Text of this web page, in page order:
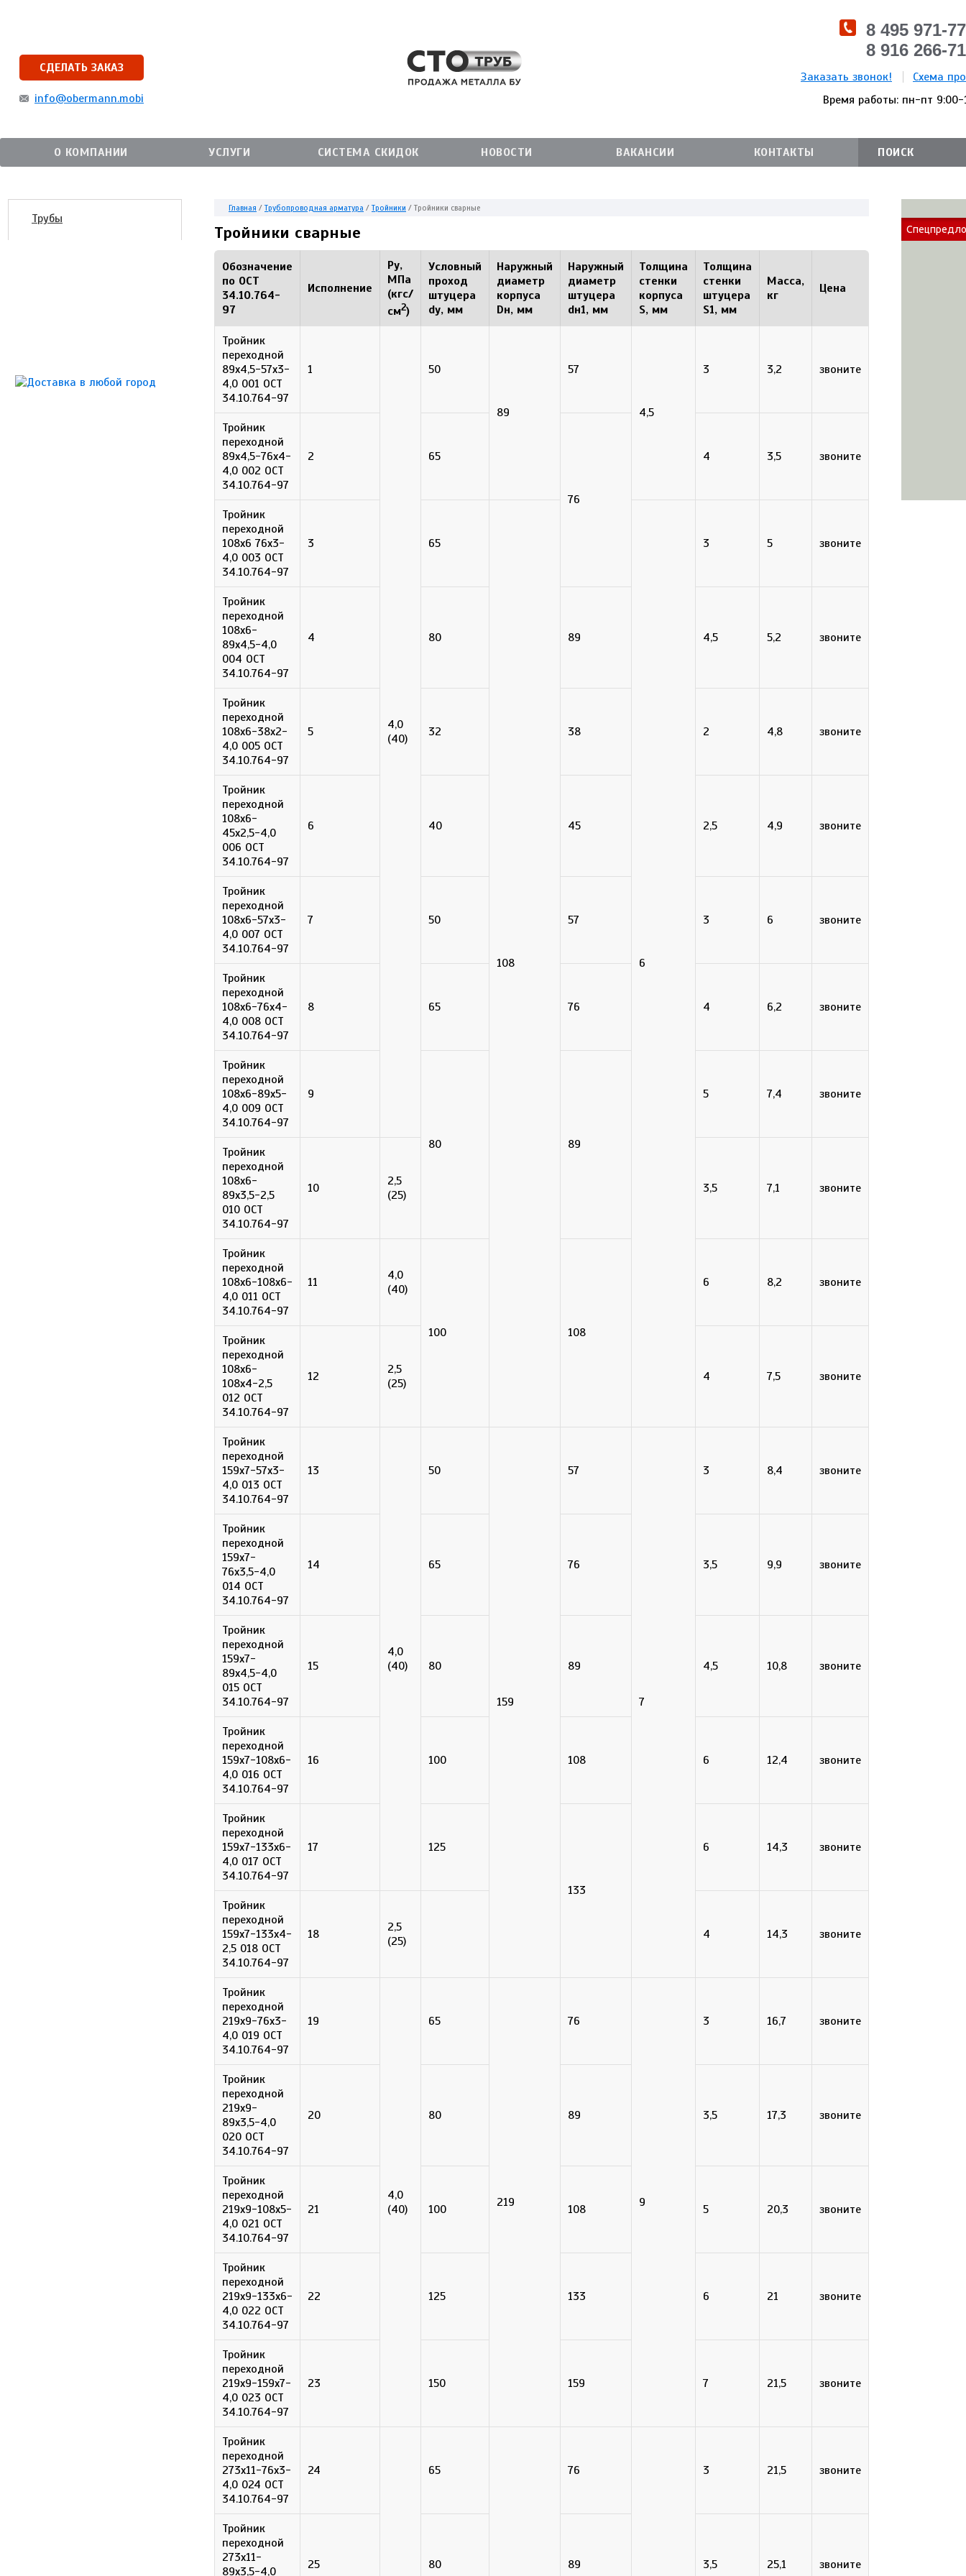
СДЕЛАТЬ ЗАКАЗ
info@obermann.mobi
8 495 971-
8 916 266-
Заказать звонок!
Схема
Время работы: пн-пт 9:00-
О КОМПАНИИ УСЛУГИ СИСТЕМА СКИДОК НОВОСТИ ВАКАНСИИ КОНТАКТЫ
Трубы
Главная /Трубопроводная арматура /Тройники / Тройники сварные
Тройники сварные
Обозначение
по ОСТ
34.10.764-
97
Исполнение
Ру,
МПа
(кгс/
см2)
Условный
проход
штуцера
dу, мм
Наружный
диаметр
корпуса
Dн, мм
Наружный
диаметр
штуцера
dн1, мм
Толщина
стенки
корпуса
S, мм
Толщина
стенки
штуцера
S1, мм
Масса,
кг
Цена
Тройник
переходной
89х4,5-57х3-
4,0 001 ОСТ
34.10.764-97
1
4,0
(40)
50
89
57
4,5
3 3,2 звоните
Тройник
переходной
89х4,5-76х4-
4,0 002 ОСТ
34.10.764-97
2 65
76
4 3,5 звоните
Тройник
переходной
108х6 76х3-
4,0 003 ОСТ
34.10.764-97
3 65
108 6
3 5 звоните
Тройник
переходной
108х6-
89х4,5-4,0
004 ОСТ
34.10.764-97
4 80 89 4,5 5,2 звоните
Тройник
переходной
108х6-38х2-
4,0 005 ОСТ
34.10.764-97
5 32 38 2 4,8 звоните
Тройник
переходной
108х6-
45х2,5-4,0
006 ОСТ
34.10.764-97
6 40 45 2,5 4,9 звоните
Тройник
переходной
108х6-57х3-
4,0 007 ОСТ
34.10.764-97
7 50 57 3 6 звоните
Тройник
переходной
108х6-76х4-
4,0 008 ОСТ
34.10.764-97
8 65 76 4 6,2 звоните
Тройник
переходной
108х6-89х5-
4,0 009 ОСТ
34.10.764-97
9
80 89
5 7,4 звоните
Тройник
переходной
108х6-
89х3,5-2,5
010 ОСТ
34.10.764-97
10
2,5
(25)
3,5 7,1 звоните
Тройник
переходной
108х6-108х6-
4,0 011 ОСТ
34.10.764-97
11
4,0
(40)
100 108
6 8,2 звоните
Тройник
переходной
108х6-
108х4-2,5
012 ОСТ
34.10.764-97
12
2,5
(25)
4 7,5 звоните
Тройник
переходной
159х7-57х3-
4,0 013 ОСТ
34.10.764-97
13
4,0
(40)
50
159
57
7
3 8,4 звоните
Тройник
переходной
159х7-
76х3,5-4,0
014 ОСТ
34.10.764-97
14 65 76 3,5 9,9 звоните
Тройник
переходной
159х7-
89х4,5-4,0
015 ОСТ
34.10.764-97
15 80 89 4,5 10,8 звоните
Тройник
переходной
159х7-108х6-
4,0 016 ОСТ
34.10.764-97
16 100 108 6 12,4 звоните
Тройник
переходной
159х7-133х6-
4,0 017 ОСТ
34.10.764-97
17 125
133
6 14,3 звоните
Тройник
переходной
159х7-133х4-
2,5 018 ОСТ
34.10.764-97
18
2,5
(25)
4 14,3 звоните
Тройник
переходной
219х9-76х3-
4,0 019 ОСТ
34.10.764-97
19
4,0
(40)
65
219
76
9
3 16,7 звоните
Тройник
переходной
219х9-
89х3,5-4,0
020 ОСТ
34.10.764-97
20 80 89 3,5 17,3 звоните
Тройник
переходной
219х9-108х5-
4,0 021 ОСТ
34.10.764-97
21 100 108 5 20,3 звоните
Тройник
переходной
219х9-133х6-
4,0 022 ОСТ
34.10.764-97
22 125 133 6 21 звоните
Тройник
переходной
219х9-159х7-
4,0 023 ОСТ
34.10.764-97
23 150 159 7 21,5 звоните
Тройник
переходной
273х11-76х3-
4,0 024 ОСТ
34.10.764-97
24 65 76 3 21,5 звоните
Тройник
переходной
273х11-
89х3,5-4,0
25 80 89 3,5 25,1 звоните